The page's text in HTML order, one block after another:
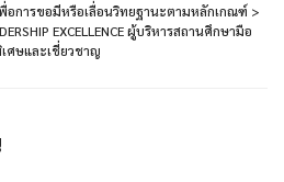
อการขอมีหรือเลื่อนวิทยฐานะตามหลักเกณฑ์ >
EXCELLENCE ผู้บริหารสถานศึกษามือ
ศษและเชี่ยวชาญ